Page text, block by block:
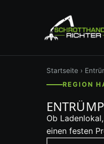
Startseite ›
REGION
Ob
einen festen